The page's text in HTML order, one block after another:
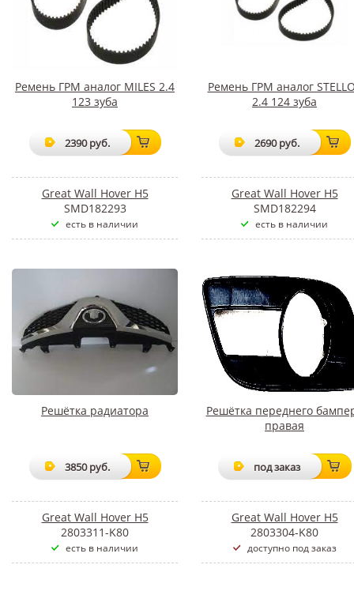
Ремень ГРМ аналог MILES 2.4
123 зуба
2390 руб.
Great Wall Hover H5
SMD182293
есть в наличии
Ремень ГРМ аналог
2.4 124 зуба
2690 руб.
Great Wall Hover H5
SMD182294
есть в наличии
Решётка радиатора
3850 руб.
Great Wall Hover H5
2803311-K80
есть в наличии
Решётка переднего
правая
под заказ
Great Wall Hover H5
2803304-K80
доступно под заказ